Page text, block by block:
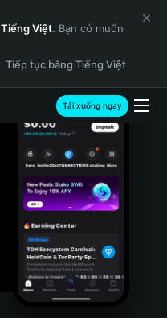
Tiếng Việt. Bạn có muốn
Tiếp tục bằng Tiếng Việt
Tải xuống ngay